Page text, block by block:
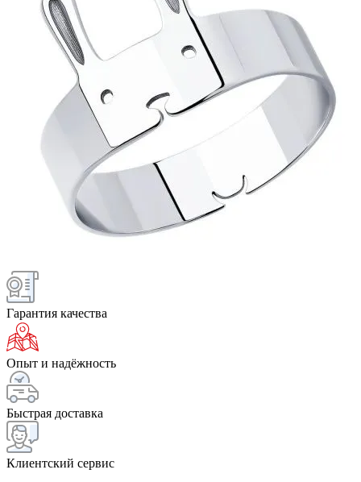
Гарантия качества
Опыт и надёжность
Быстрая доставка
Клиентский сервис